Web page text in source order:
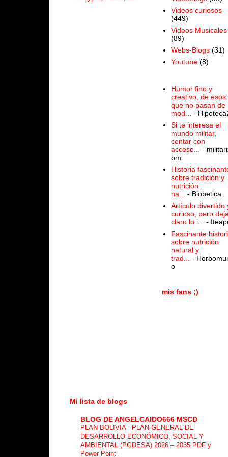
Videos curiosos
(449)
Videos Musicales
(89)
Webs-Blogs (31)
Youtube (8)
Humor fino y
creativo, de esos
que no pasan de
mod...
-
Si te interesa el
mundo militar,
contar con
acceso...
-
om
Historia
sobre tradición y
nutrición
na...
- Biobetica
Artículo divertido
curioso, pero deja
claro lo i...
-
Fascinante
sobre nutrición
natural y
trad...
-
o
mis fans ;)
Mi lista de blogs
BLOG DE ANGELCAIDO666 MSCD
PLAN BOLIVIA - PLAN GENERAL DE
DESARROLLO ECONÓMICO, SOCIAL Y
AMBIENTAL (PGDESA) 2026 – 2035 PDF y
Power Point -